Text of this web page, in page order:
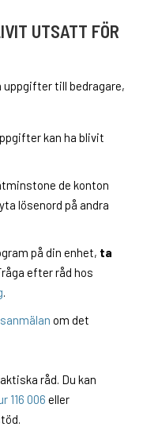
UTSATT FÖR
uppgifter till bedragare,
kan ha blivit
de konton
lösenord på andra
på din enhet, ta
efter råd hos
.
om det
råd. Du kan
116 006 eller